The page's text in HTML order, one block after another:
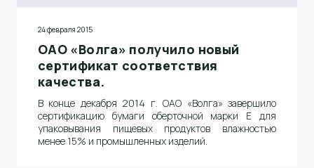
24 февраля 2015
ОАО «Волга» получило новый
сертификат соответствия
качества.
В конце декабря 2014 г. ОАО «Волга» завершило
сертификацию бумаги оберточной марки Е для
упаковывания пищевых продуктов влажностью
менее 15% и промышленных изделий.